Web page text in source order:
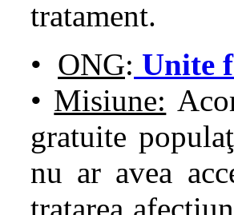
tratament.
• ONG: Unite
• Misiune:
gratuite
nu ar avea
tratarea